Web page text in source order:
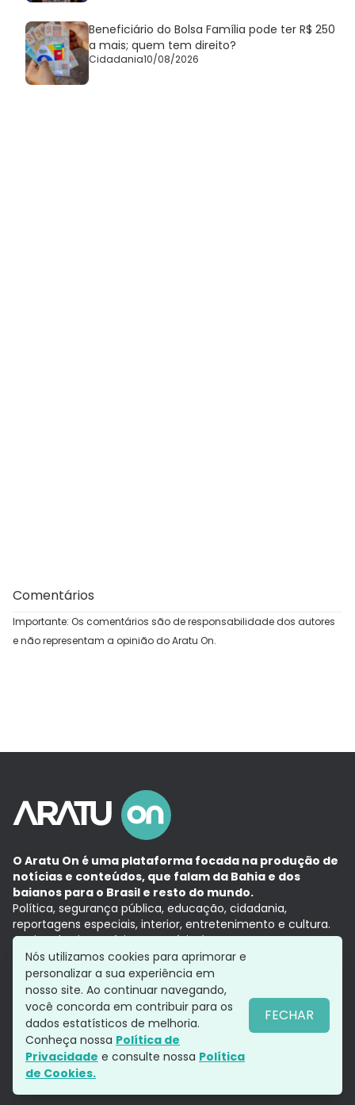
Beneficiário do Bolsa Família pode ter R$ 250
a mais; quem tem direito?
Cidadania10/08/2026
Comentários
Importante: Os comentários são de responsabilidade dos autores
e não representam a opinião do Aratu On.
O Aratu On é uma plataforma focada na produção de
notícias e conteúdos, que falam da Bahia e dos
baianos para o Brasil e resto do mundo.
Política, segurança pública, educação, cidadania,
reportagens especiais, interior, entretenimento e cultura.
Aqui, tudo vira notícia e a notícia é no tempo presente,
com a credibilidade do Grupo Aratu.
Grupo Aratu
Política de privacidade
Siga-nos
Nós utilizamos cookies para aprimorar e
personalizar a sua experiência em
nosso site. Ao continuar navegando,
você concorda em contribuir para os
dados estatísticos de melhoria.
Conheça nossa Política de
Privacidade e consulte nossa Política
de Cookies.
FECHAR